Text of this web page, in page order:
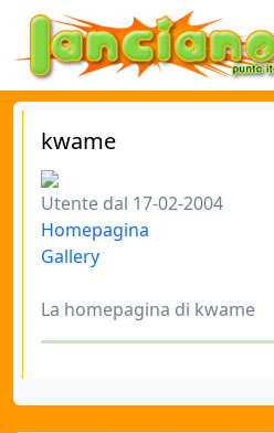
kwame
Utente dal 17-02-2004
Homepagina
Gallery
La homepagina di kwame